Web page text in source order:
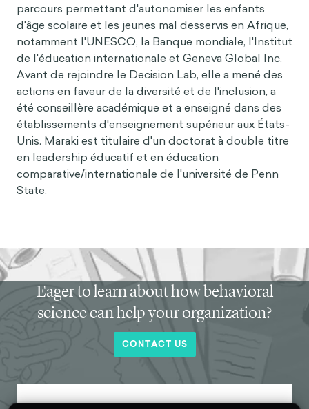
parcours permettant d'autonomiser les enfants
d'âge scolaire et les jeunes mal desservis en Afrique,
notamment l'UNESCO, la Banque mondiale, l'Institut
de l'éducation internationale et Geneva Global Inc.
Avant de rejoindre le Decision Lab, elle a mené des
actions en faveur de la diversité et de l'inclusion, a
été conseillère académique et a enseigné dans des
établissements d'enseignement supérieur aux États-
Unis. Maraki est titulaire d'un doctorat à double titre
en leadership éducatif et en éducation
comparative/internationale de l'université de Penn
State.
Eager to learn about how behavioral
science can help your organization?
CONTACT US